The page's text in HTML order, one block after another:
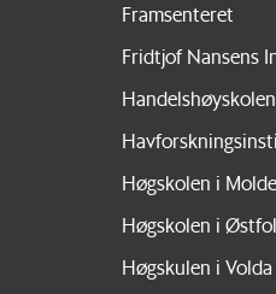
Framsenteret
Fridtjof Nansens
Høgskolen i Molde
Høgskolen i
Høgskulen i Volda